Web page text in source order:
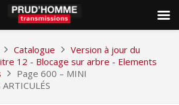
Catalogue
Version à jour du
12 - Blocage sur arbre - Elements
Page 600 – MINI